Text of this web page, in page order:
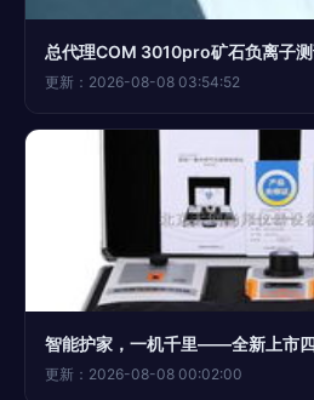
更新：2026-08-08 03:54:52
更新：2026-08-08 00:02:00